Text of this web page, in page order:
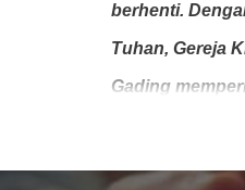
berhenti.
Tuhan, Gereja
Gading